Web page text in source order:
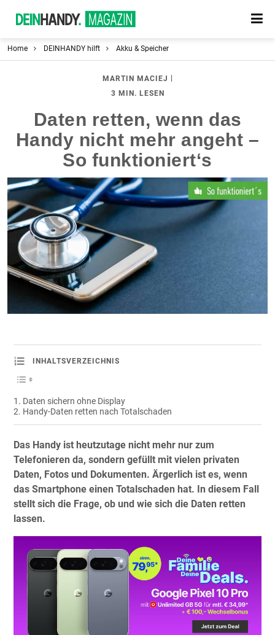
Home DEINHANDY hilft Akku & Speicher
MARTIN MACIEJ
3 MIN. LESEN
Daten retten, wenn das
Handy nicht mehr angeht –
So funktioniert‘s
INHALTSVERZEICHNIS
Daten sichern ohne Display
Handy-Daten retten nach Totalschaden
Das Handy ist heutzutage nicht mehr nur zum
Telefonieren da, sondern gefüllt mit vielen privaten
Daten, Fotos und Dokumenten. Ärgerlich ist es, wenn
das Smartphone einen Totalschaden hat. In diesem Fall
stellt sich die Frage, ob und wie sich die Daten retten
lassen.